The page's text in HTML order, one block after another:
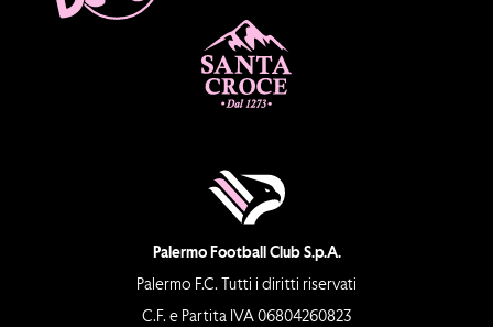
Palermo Football Club S.p.A.
Palermo F.C. Tutti i diritti riservati
C.F. e Partita IVA 06804260823